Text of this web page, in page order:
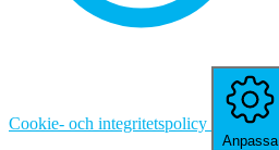
Cookie- och integritetspolicy
Anpassa